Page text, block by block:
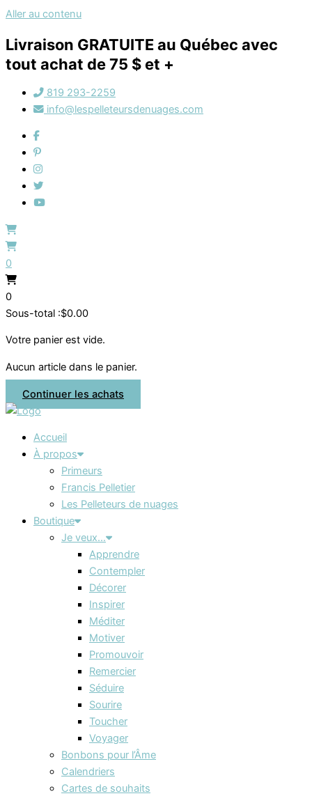
Aller au contenu
Livraison GRATUITE au Québec avec
tout achat de 75 $ et +
819 293-2259
info@lespelleteursdenuages.com
0
0
Sous-total :$0.00
Votre panier est vide.
Aucun article dans le panier.
Continuer les achats
Accueil
À propos
Primeurs
Francis Pelletier
Les Pelleteurs de nuages
Boutique
Je veux…
Apprendre
Contempler
Décorer
Inspirer
Méditer
Motiver
Promouvoir
Remercier
Séduire
Sourire
Toucher
Voyager
Bonbons pour l’Âme
Calendriers
Cartes de souhaits